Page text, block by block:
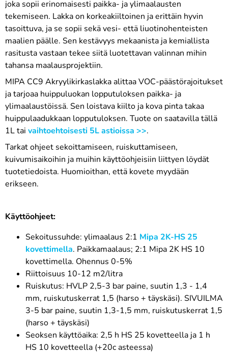
joka sopii erinomaisesti paikka- ja ylimaalausten
tekemiseen. Lakka on korkeakiiltoinen ja erittäin hyvin
tasoittuva, ja se sopii sekä vesi- että liuotinohenteisten
maalien päälle. Sen kestävyys mekaanista ja kemiallista
rasitusta vastaan tekee siitä luotettavan valinnan mihin
tahansa maalausprojektiin.
MIPA CC9 Akryylikirkaslakka alittaa VOC-päästörajoitukset
ja tarjoaa huippuluokan lopputuloksen paikka- ja
ylimaalaustöissä. Sen loistava kiilto ja kova pinta takaa
huippulaadukkaan lopputuloksen. Tuote on saatavilla tällä
1L tai vaihtoehtoisesti 5L astioissa >>.
Tarkat ohjeet sekoittamiseen, ruiskuttamiseen,
kuivumisaikoihin ja muihin käyttöohjeisiin liittyen löydät
tuotetiedoista. Huomioithan, että kovete myydään
erikseen.
Käyttöohjeet:
Sekoitussuhde: ylimaalaus 2:1 Mipa 2K-HS 25
kovettimella. Paikkamaalaus; 2:1 Mipa 2K HS 10
kovettimella. Ohennus 0-5%
Riittoisuus 10-12 m2/litra
Ruiskutus: HVLP 2,5-3 bar paine, suutin 1,3 - 1,4
mm, ruiskutuskerrat 1,5 (harso + täyskäsi). SIVUILMA
3-5 bar paine, suutin 1,3-1,5 mm, ruiskutuskerrat 1,5
(harso + täyskäsi)
Seoksen käyttöaika: 2,5 h HS 25 kovetteella ja 1 h
HS 10 kovetteella (+20c asteessa)